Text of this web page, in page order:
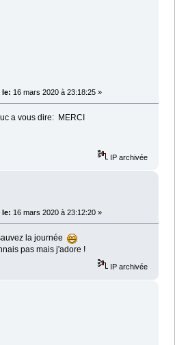
le: 16 mars 2020 à 23:18:25 »
a vous dire: MERCI
IP archivée
le: 16 mars 2020 à 23:12:20 »
la journée
pas mais j'adore !
IP archivée